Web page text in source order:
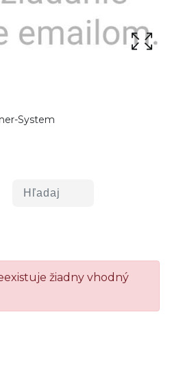
System
žiadny vhodný